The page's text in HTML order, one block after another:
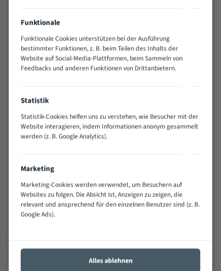
600
> 500
0,75/1,25
Vorteile:
Vielseitiges Bandsägeblatt für verschiedenste
Widerstandsfähig gegen Zahnbruch auch bei
wechselnde Verbindungslängen)
Sehr geringe Vibration
Technische Beschreibung:
Positiver Spanwinkel
Bandkörper aus hochlegiertem Federstahl
Legierte HSS-beschichtete Zahnspitzen
Funktionale
Funktionale Cookies unterstützen bei der Ausführung
bestimmter Funktionen, z. B. beim Teilen des Inhalts der
Website auf Social-Media-Plattformen, beim Sammeln von
Feedbacks und anderen Funktionen von Drittanbietern.
Statistik
Statistik-Cookies helfen uns zu verstehen, wie Besucher mit der
Website interagieren, indem Informationen anonym gesammelt
werden (z. B. Google Analytics).
Marketing
Marketing-Cookies werden verwendet, um Besuchern auf
Websites zu folgen. Die Absicht ist, Anzeigen zu zeigen, die
relevant und ansprechend für den einzelnen Benutzer sind (z. B.
Google Ads).
Alles ablehnen